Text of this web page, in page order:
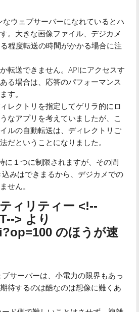
なウェブサーバーになれているとハ
。大きな画像ファイル、デジカメ
程度転送の時間がかかる場合に注
転送できません。APIにアクセスす
る場合は、応答のパフォーマンス
す。
レクトリを指定してゲリラ的にロ
なアプリを考えていましたが、こ
ルの自動転送は、ディレクトリご
だということになりました。
に１つに制限されますが、その間
みはできまるから、デジカメでの
せん。
ィリティー <!--
> より
のほうが速
サーバーは、小電力の限界もあっ
待するのは酷なのは想像に難くあ